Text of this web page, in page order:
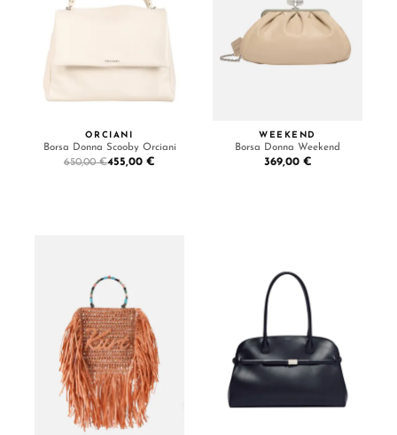
ORCIANI
Borsa Donna Scooby Orciani
650,00 €455,00 €
WEEKEND
Borsa Donna Weekend
369,00 €